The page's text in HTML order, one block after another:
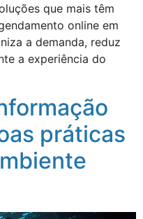
que mais têm
online em
a demanda, reduz
a experiência do
práticas